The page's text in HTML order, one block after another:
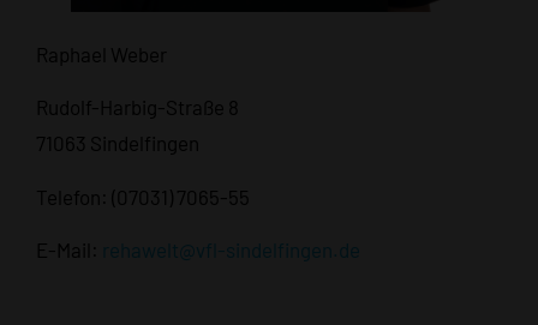
Raphael Weber
Rudolf-Harbig-Straße 8
71063 Sindelfingen
Telefon: (07031) 7065-55
E-Mail: rehawelt@vfl-sindelfingen.de